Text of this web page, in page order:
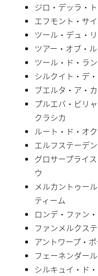
ジロ・デッラ・
エフモント・サ
ツール・デュ・
ツアー・オブ・
ツール・ド・ラン
シルクイト・デ
ブエルタ・ア・
プルエバ・ビリ
クラシカ
ルート・ド・オ
エルフステーデ
グロサープライ
ウ
メルカントゥー
ティーム
ロンデ・ファン
ファンメルクス
アントワープ・
フェーネンダー
シルキュイ・ド